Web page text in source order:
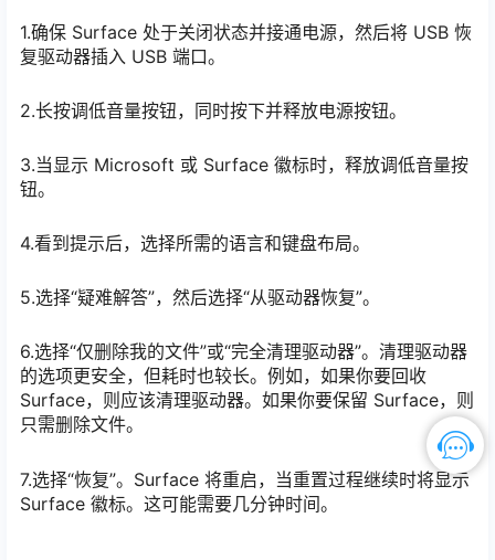
1.确保 Surface 处于关闭状态并接通电源，然后将 USB 恢
复驱动器插入 USB 端口。
2.长按调低音量按钮，同时按下并释放电源按钮。
3.当显示 Microsoft 或 Surface 徽标时，释放调低音量按
钮。
4.看到提示后，选择所需的语言和键盘布局。
5.选择“疑难解答”，然后选择“从驱动器恢复”。
6.选择“仅删除我的文件”或“完全清理驱动器”。清理驱动器
的选项更安全，但耗时也较长。例如，如果你要回收
Surface，则应该清理驱动器。如果你要保留 Surface，则
只需删除文件。
7.选择“恢复”。Surface 将重启，当重置过程继续时将显示
Surface 徽标。这可能需要几分钟时间。